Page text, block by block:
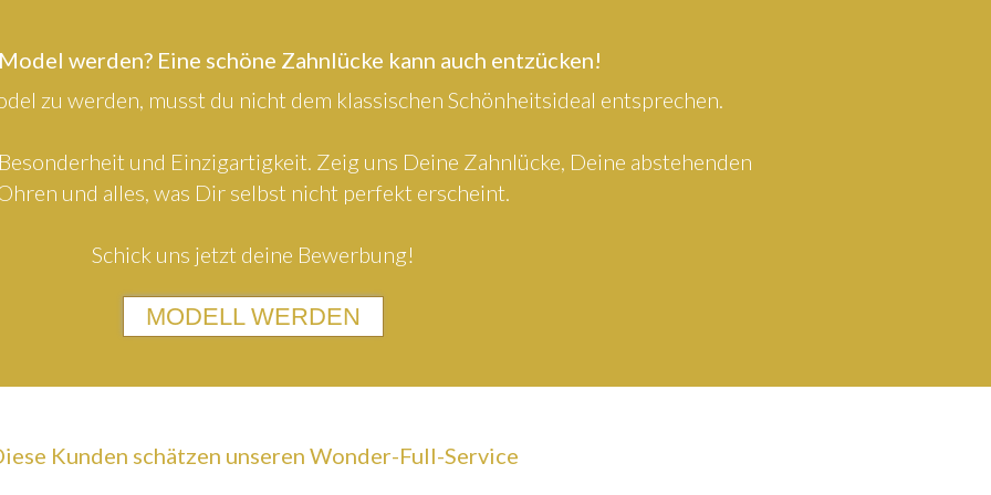
werden? Eine schöne Zahnlücke kann auch entzücken!
zu werden, musst du nicht dem klassischen Schönheitsideal entsprechen.
und Einzigartigkeit. Zeig uns Deine Zahnlücke, Deine abstehenden
und alles, was Dir selbst nicht perfekt erscheint.
Schick uns jetzt deine Bewerbung!
MODELL WERDEN
Kunden schätzen unseren Wonder-Full-Service